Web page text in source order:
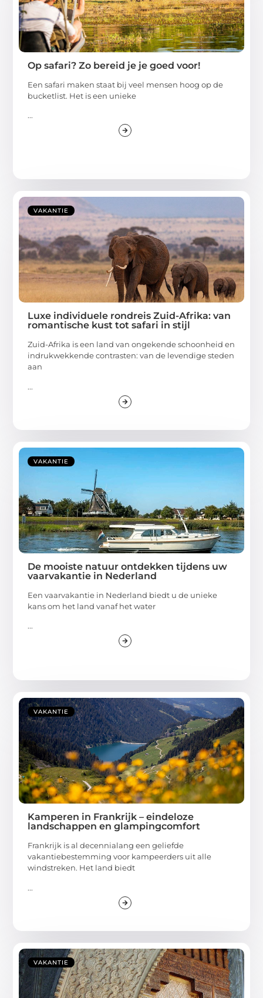
Op safari? Zo bereid je je goed voor!
Een safari maken staat bij veel mensen hoog op de
bucketlist. Het is een unieke
...
VAKANTIE
Luxe individuele rondreis Zuid-Afrika: van
romantische kust tot safari in stijl
Zuid-Afrika is een land van ongekende schoonheid en
indrukwekkende contrasten: van de levendige steden
aan
...
VAKANTIE
De mooiste natuur ontdekken tijdens uw
vaarvakantie in Nederland
Een vaarvakantie in Nederland biedt u de unieke
kans om het land vanaf het water
...
VAKANTIE
Kamperen in Frankrijk – eindeloze
landschappen en glampingcomfort
Frankrijk is al decennialang een geliefde
vakantiebestemming voor kampeerders uit alle
windstreken. Het land biedt
...
VAKANTIE